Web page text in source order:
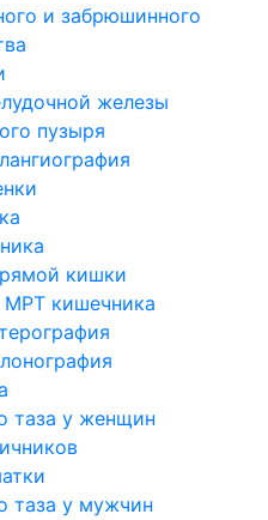
и забрюшинного
железы
пузыря
кишки
МРТ кишечника
таза у женщин
таза у мужчин